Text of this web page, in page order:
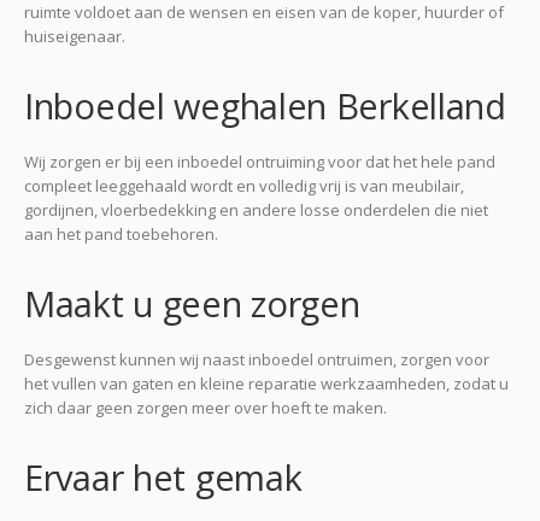
ruimte voldoet aan de wensen en eisen van de koper, huurder of
huiseigenaar.
Inboedel weghalen Berkelland
Wij zorgen er bij een inboedel ontruiming voor dat het hele pand
compleet leeggehaald wordt en volledig vrij is van meubilair,
gordijnen, vloerbedekking en andere losse onderdelen die niet
aan het pand toebehoren.
Maakt u geen zorgen
Desgewenst kunnen wij naast inboedel ontruimen, zorgen voor
het vullen van gaten en kleine reparatie werkzaamheden, zodat u
zich daar geen zorgen meer over hoeft te maken.
Ervaar het gemak